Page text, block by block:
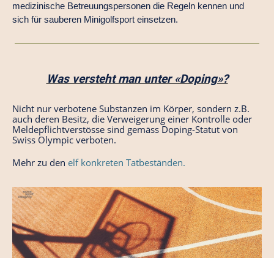
medizinische Betreuungspersonen die Regeln kennen und
sich für sauberen Minigolfsport einsetzen.
Was versteht man unter «Doping»?
Nicht nur verbotene Substanzen im Körper, sondern z.B.
auch deren Besitz, die Verweigerung einer Kontrolle oder
Meldepflichtverstösse sind gemäss Doping-Statut von
Swiss Olympic verboten.
Mehr zu den elf konkreten Tatbeständen.